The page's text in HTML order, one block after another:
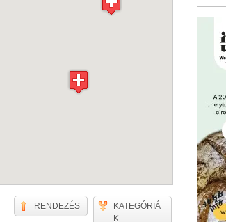
KATEGÓRIÁ
K
RENDEZÉS